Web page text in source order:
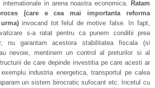
in arena noastra economica. Ratam
(care e cea mai importanta reforma
invocand tot felul de motive false. In fapt,
s-a ratat pentru ca punem conditii prea
nu garantam acestora stabilitatea fiscala (si
nevoie, mentinem un control al preturilor si al
de care depinde investitia pe care acesti ar
industria energetica, transportul pe calea
un sistem birocratic sufocant etc. Incetul cu